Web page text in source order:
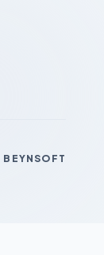
BEYNSOFT